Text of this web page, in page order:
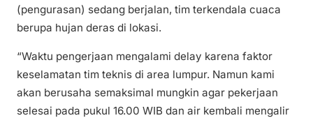
(pengurasan) sedang berjalan, tim terkendala cuaca
berupa hujan deras di lokasi.
“Waktu pengerjaan mengalami delay karena faktor
keselamatan tim teknis di area lumpur. Namun kami
akan berusaha semaksimal mungkin agar pekerjaan
selesai pada pukul 16.00 WIB dan air kembali mengalir